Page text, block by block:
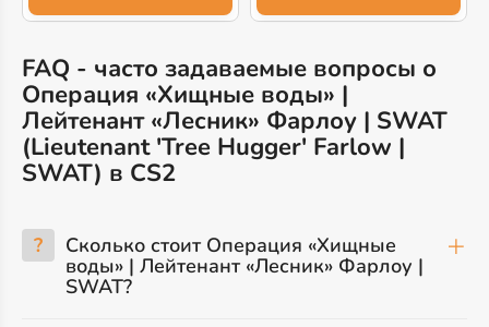
FAQ - часто задаваемые вопросы о
Операция «Хищные воды» |
Лейтенант «Лесник» Фарлоу | SWAT
(Lieutenant 'Tree Hugger' Farlow |
SWAT) в CS2
? Сколько стоит Операция «Хищные
воды» | Лейтенант «Лесник» Фарлоу |
SWAT?